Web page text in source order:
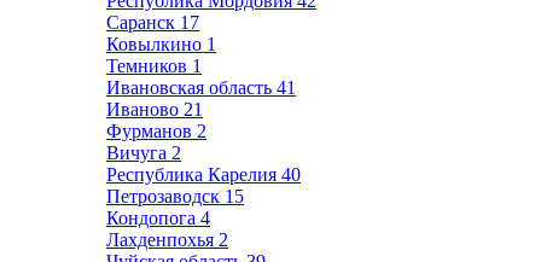
Саранск 17
Ковылкино 1
Темников 1
Ивановская область 41
Иваново 21
Фурманов 2
Вичуга 2
Республика Карелия 40
Петрозаводск 15
Кондопога 4
Лахденпохья 2